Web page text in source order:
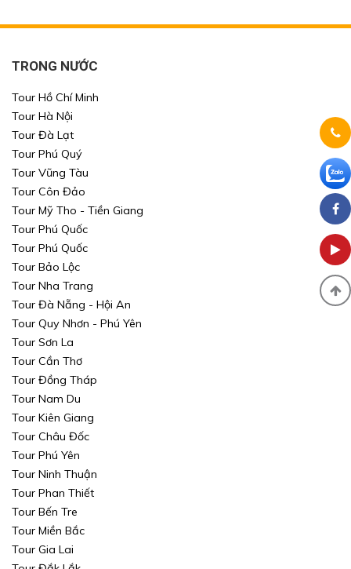
TRONG NƯỚC
Tour Hồ Chí Minh
Tour Hà Nội
Tour Đà Lạt
Tour Phú Quý
Tour Vũng Tàu
Tour Côn Đảo
Tour Mỹ Tho - Tiền Giang
Tour Phú Quốc
Tour Phú Quốc
Tour Bảo Lộc
Tour Nha Trang
Tour Đà Nẵng - Hội An
Tour Quy Nhơn - Phú Yên
Tour Sơn La
Tour Cần Thơ
Tour Đồng Tháp
Tour Nam Du
Tour Kiên Giang
Tour Châu Đốc
Tour Phú Yên
Tour Ninh Thuận
Tour Phan Thiết
Tour Bến Tre
Tour Miền Bắc
Tour Gia Lai